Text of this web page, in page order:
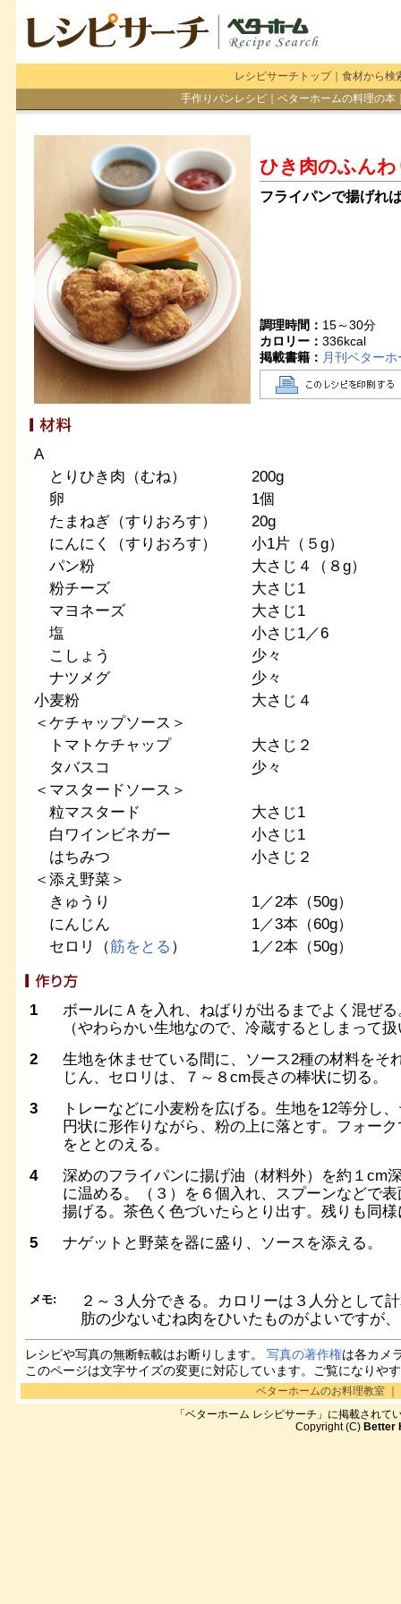
レシピサーチトップ｜ 食材から検
手作りパンレシピ
ベターホームの料理の本
ひき肉のふん
フライパンで揚げれ
調理時間： 15～30分
カロリー： 336kcal
掲載書籍： 月刊ベター
A
とりひき肉（むね）
200g
卵
1個
たまねぎ（すりおろす）
20g
にんにく（すりおろす）
小1片（５g）
パン粉
大さじ４（８g）
粉チーズ
大さじ1
マヨネーズ
大さじ1
塩
小さじ1／6
こしょう
少々
ナツメグ
少々
小麦粉
大さじ４
＜ケチャップソース＞
トマトケチャップ
大さじ２
タバスコ
少々
＜マスタードソース＞
粒マスタード
大さじ1
白ワインビネガー
小さじ1
はちみつ
小さじ２
＜添え野菜＞
きゅうり
1／2本（50g）
にんじん
1／3本（60g）
セロリ（筋をとる ） 1／2本（50g）
1
ボールにＡを入れ、ねばりが出るまでよく混ぜ
（やわらかい生地なので、冷蔵するとしまって
2
生地を休ませている間に、ソース2種の材料をそ
じん、セロリは、７～８cm長さの棒状に切る。
3
トレーなどに小麦粉を広げる。生地を12等分し
円状に形作りながら、粉の上に落とす。フォー
をととのえる。
4
深めのフライパンに揚げ油（材料外）を約１cm
に温める。（３）を６個入れ、スプーンなどで
揚げる。茶色く色づいたらとり出す。残りも同
5
ナゲットと野菜を器に盛り、ソースを添える。
メモ:
２～３人分できる。カロリーは３人分として
肪の少ないむね肉をひいたものがよいですが
レシピや写真の無断転載はお断りします。 写真の著作権は各カメ
このページは文字サイズの変更に対応しています。ご覧になりや
ベターホームのお料理教室
「ベターホーム レシピサーチ」に掲載され
Copyright (C) Better